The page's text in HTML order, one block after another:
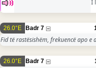
I
26.0°E Badr 7
Fid të rastësishëm, frekuencë apo e
26.0°E Badr 7